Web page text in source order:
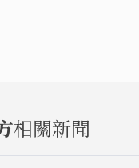
相關新聞